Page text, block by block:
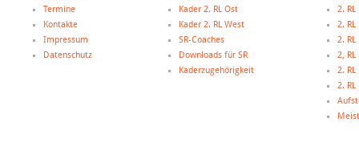
Termine
Kontakte
Impressum
Datenschutz
Kader 2. RL Ost
Kader 2. RL West
SR-Coaches
Downloads für SR
Kaderzugehörigkeit
2.
2.
2.
2,
2.
2.